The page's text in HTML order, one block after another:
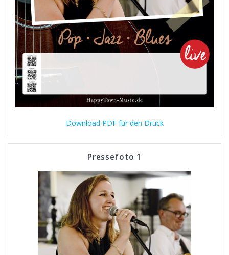
Download PDF für den Druck
Pressefoto 1